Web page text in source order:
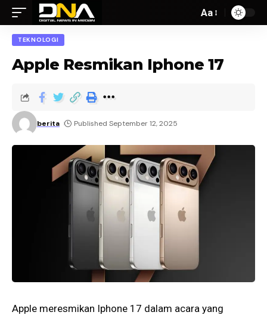
Aa
TEKNOLOGI
Apple Resmikan Iphone 17
berita Published September 12, 2025
Apple meresmikan Iphone 17 dalam acara yang